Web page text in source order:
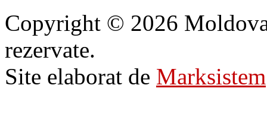
Copyright © 2026
rezervate.
Site elaborat de Marksistem